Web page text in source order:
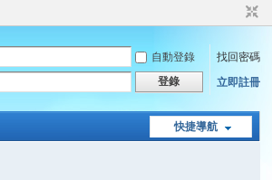
自動登錄
找回密碼
登錄 立即註冊
快捷導航